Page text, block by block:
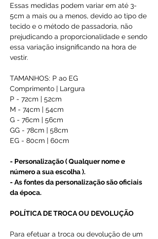
Essas medidas podem variar em até 3-
5cm a mais ou a menos, devido ao tipo de
tecido e o método de passadoria, não
prejudicando a proporcionalidade e sendo
essa variação insignificando na hora de
vestir.
TAMANHOS: P ao EG
Comprimento | Largura
P - 72cm | 52cm
M - 74cm | 54cm
G - 76cm | 56cm
GG - 78cm | 58cm
EG - 80cm | 60cm
- Personalização ( Qualquer nome e
número a sua escolha ).
- As fontes da personalização são oficiais
da época.
POLÍTICA DE TROCA OU DEVOLUÇÃO
Para efetuar a troca ou devolução de um